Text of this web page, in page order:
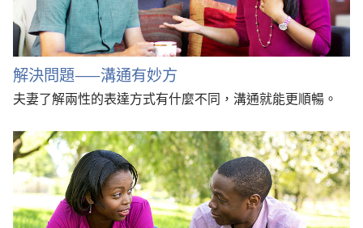
解決問題——溝通有妙方
夫妻了解兩性的表達方式有什麼不同，溝通就能更順暢。